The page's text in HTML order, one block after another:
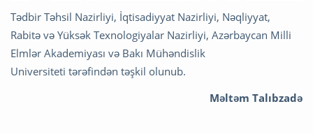
Tədbir Təhsil Nazirliyi, İqtisadiyyat Nazirliyi, Nəqliyyat,
Rabitə və Yüksək Texnologiyalar Nazirliyi, Azərbaycan Milli
Elmlər Akademiyası və Bakı Mühəndislik
Universiteti tərəfindən təşkil olunub.
Məltəm Talıbzadə